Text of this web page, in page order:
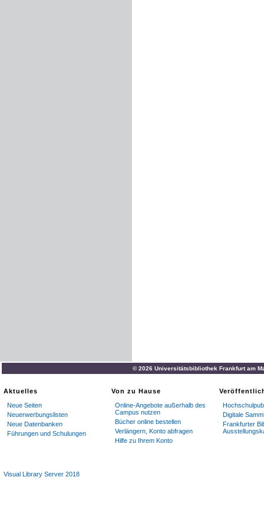
© 2026 Universitätsbibliothek Frankfurt am
Aktuelles
Neue Seiten
Neuerwerbungslisten
Neue Datenbanken
Führungen und Schulungen
Von zu Hause
Online-Angebote außerhalb des
Campus nutzen
Bücher online bestellen
Verlängern, Konto abfragen
Hilfe zu Ihrem Konto
Digitale
Frankfurter
Visual Library Server 2018